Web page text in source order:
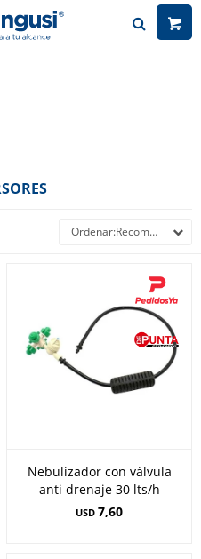
Recomendados
Nebulizador con válvula
anti drenaje 30 lts/h
USD 7,60